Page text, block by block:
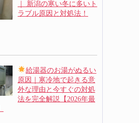
｜ 新潟の寒い冬に多いト
ラブル原因と対処法！
給湯器のお湯がぬるい
原因｜寒冷地で起きる意
外な理由と今すぐの対処
法を完全解説【2026年最